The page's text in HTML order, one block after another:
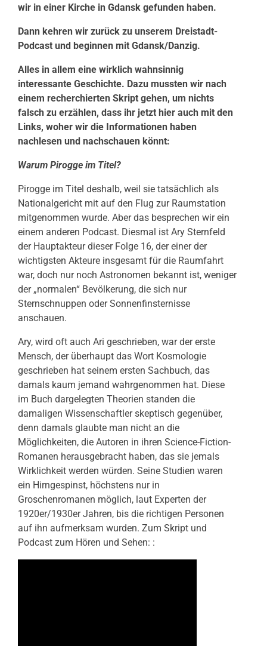
wir in einer Kirche in Gdansk gefunden haben.
Dann kehren wir zurück zu unserem Dreistadt-
Podcast und beginnen mit Gdansk/Danzig.
Alles in allem eine wirklich wahnsinnig
interessante Geschichte. Dazu mussten wir nach
einem recherchierten Skript gehen, um nichts
falsch zu erzählen, dass ihr jetzt hier auch mit den
Links, woher wir die Informationen haben
nachlesen und nachschauen könnt:
Warum Pirogge im Titel?
Pirogge im Titel deshalb, weil sie tatsächlich als
Nationalgericht mit auf den Flug zur Raumstation
mitgenommen wurde. Aber das besprechen wir ein
einem anderen Podcast. Diesmal ist Ary Sternfeld
der Hauptakteur dieser Folge 16, der einer der
wichtigsten Akteure insgesamt für die Raumfahrt
war, doch nur noch Astronomen bekannt ist, weniger
der „normalen“ Bevölkerung, die sich nur
Sternschnuppen oder Sonnenfinsternisse
anschauen.
Ary, wird oft auch Ari geschrieben, war der erste
Mensch, der überhaupt das Wort Kosmologie
geschrieben hat seinem ersten Sachbuch, das
damals kaum jemand wahrgenommen hat. Diese
im Buch dargelegten Theorien standen die
damaligen Wissenschaftler skeptisch gegenüber,
denn damals glaubte man nicht an die
Möglichkeiten, die Autoren in ihren Science-Fiction-
Romanen herausgebracht haben, das sie jemals
Wirklichkeit werden würden. Seine Studien waren
ein Hirngespinst, höchstens nur in
Groschenromanen möglich, laut Experten der
1920er/1930er Jahren, bis die richtigen Personen
auf ihn aufmerksam wurden. Zum Skript und
Podcast zum Hören und Sehen: :